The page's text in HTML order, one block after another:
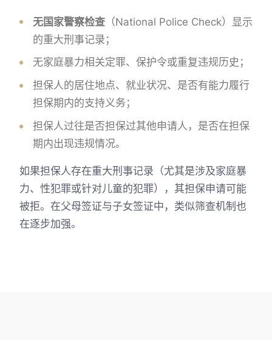
无国家警察检查 （National Police Check）显示
的重大刑事记录；
无家庭暴力相关定罪、保护令或重复违规历史；
担保人的居住地点、就业状况、是否有能力履行
担保期内的支持义务；
担保人过往是否担保过其他申请人，是否在担保
期内出现违规情况。
如果担保人存在重大刑事记录（尤其是涉及家庭暴
力、性犯罪或针对儿童的犯罪），其担保申请可能
被拒。在父母签证与子女签证中，类似筛查机制也
在逐步加强。